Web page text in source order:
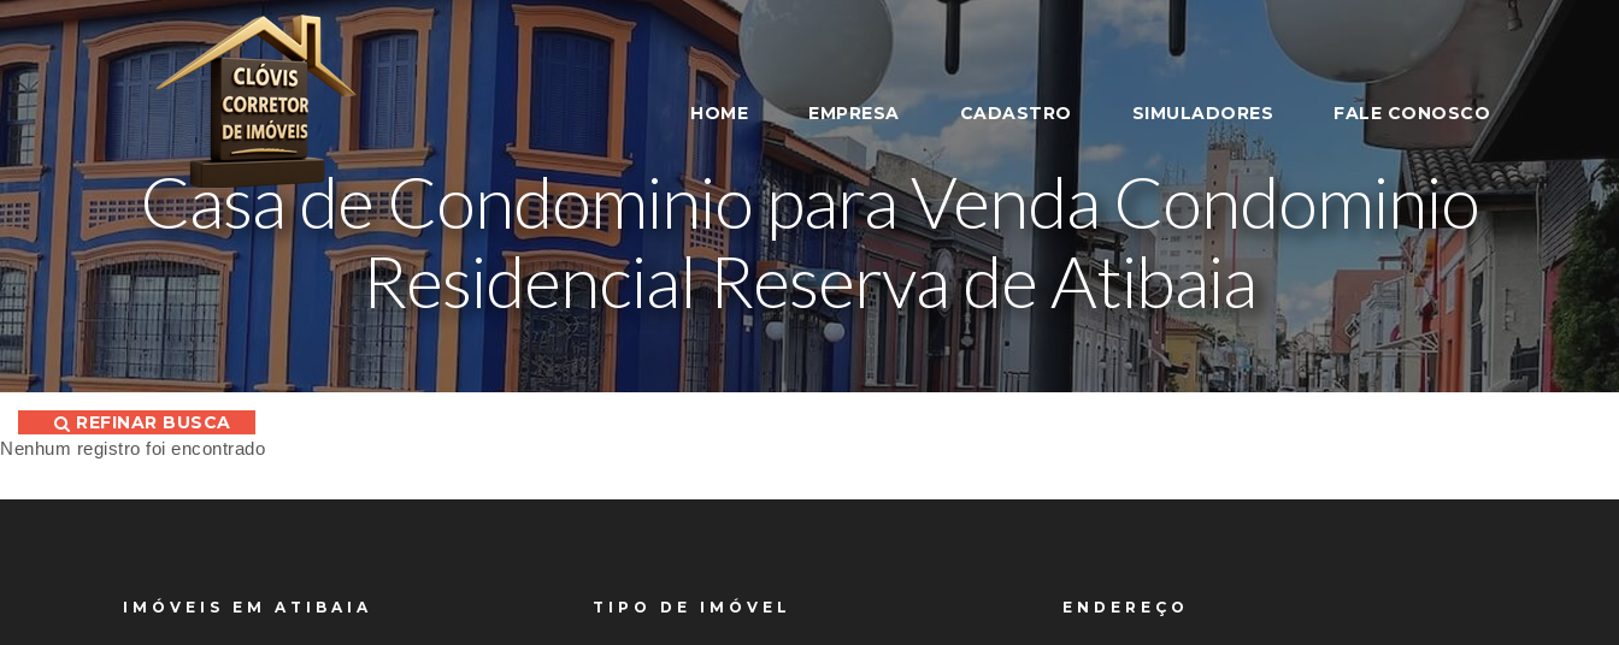
HOME EMPRESA CADASTRO SIMULADORES FALE CONOSCO
Casa de Condominio para Venda Condominio
Residencial Reserva de Atibaia
REFINAR BUSCA
Nenhum registro foi encontrado
IMÓVEIS EM ATIBAIA TIPO DE IMÓVEL ENDEREÇO